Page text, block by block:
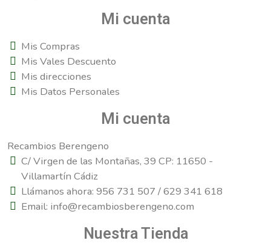
Mi cuenta
Mis Compras
Mis Vales Descuento
Mis direcciones
Mis Datos Personales
Mi cuenta
Recambios Berengeno
C/ Virgen de las Montañas, 39 CP: 11650 -
Villamartín Cádiz
Llámanos ahora: 956 731 507 / 629 341 618
Email: info@recambiosberengeno.com
Nuestra Tienda